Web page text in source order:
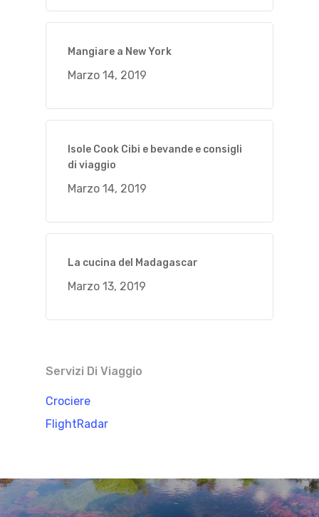
Mangiare a New York
Marzo 14, 2019
Isole Cook Cibi e bevande e consigli
di viaggio
Marzo 14, 2019
La cucina del Madagascar
Marzo 13, 2019
Servizi Di Viaggio
Crociere
FlightRadar